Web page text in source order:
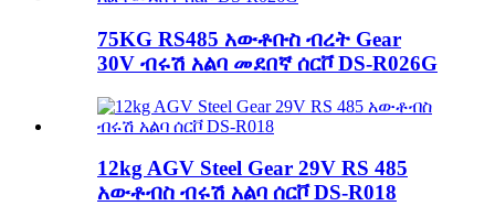
75KG RS485 አውቶቡስ ብረት Gear
30V ብሩሽ አልባ መደበኛ ሰርቮ DS-R026G
12kg AGV Steel Gear 29V RS 485
አውቶብስ ብሩሽ አልባ ሰርቮ DS-R018